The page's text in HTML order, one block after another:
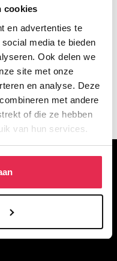
cookies
en advertenties te
media te bieden
Ook delen we
site met onze
en analyse. Deze
met andere
of die ze hebben
van hun services.
opleidingsinstituut voor
Met voltijd- en